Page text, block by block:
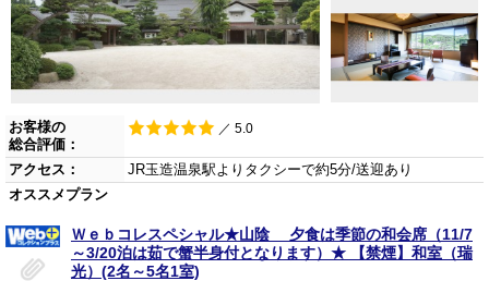
お客様の
総合評価：
／ 5.0
アクセス：
JR玉造温泉駅よりタクシーで約5分/送迎あり
オススメプラン
Ｗｅｂコレスペシャル★山陰 夕食は季節の和会席（11/7
～3/20泊は茹で蟹半身付となります）★ 【禁煙】和室（瑞
光）(2名～5名1室)